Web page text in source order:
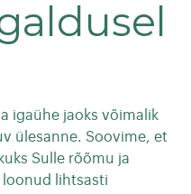
igaühe jaoks võimalik
ülesanne. Soovime, et
Sulle rõõmu ja
loonud lihtsasti